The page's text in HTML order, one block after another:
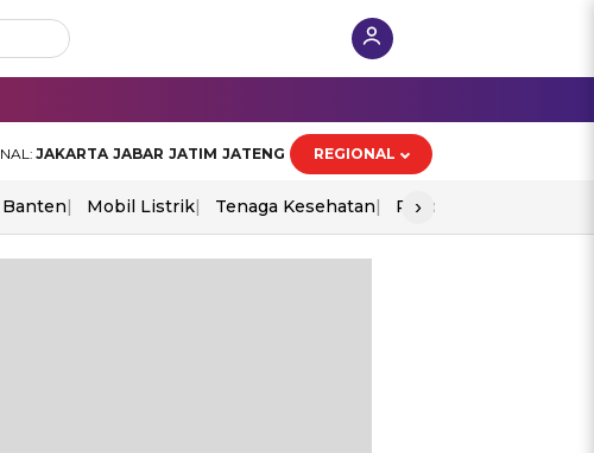
JAKARTA JABAR JATIM JATENG REGIONAL
Banten Mobil Listrik Tenaga Kesehatan Piala Aff 2026
›